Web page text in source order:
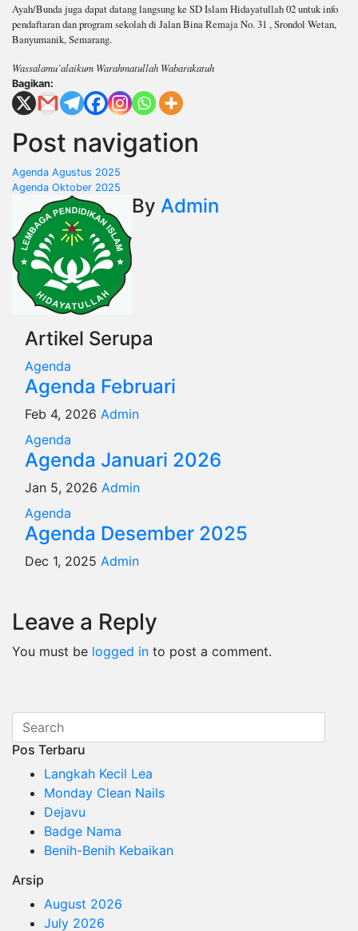
Ayah/Bunda juga dapat datang langsung ke SD Islam Hidayatullah 02 untuk info
pendaftaran dan program sekolah di Jalan Bina Remaja No. 31 , Srondol Wetan,
Banyumanik, Semarang.
Wassalamu’alaikum Warahmatullah Wabarakatuh
Bagikan:
Post navigation
Agenda Agustus 2025
Agenda Oktober 2025
By Admin
Artikel Serupa
Agenda
Agenda Februari
Feb 4, 2026 Admin
Agenda
Agenda Januari 2026
Jan 5, 2026 Admin
Agenda
Agenda Desember 2025
Dec 1, 2025 Admin
Leave a Reply
You must be logged in to post a comment.
Pos Terbaru
Langkah Kecil Lea
Monday Clean Nails
Dejavu
Badge Nama
Benih-Benih Kebaikan
Arsip
August 2026
July 2026